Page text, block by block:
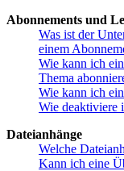
Abonnements und
Was ist der
einem
Wie kann ich
Thema
Wie kann ich
Wie deaktiviere
Dateianhänge
Welche
Kann ich eine